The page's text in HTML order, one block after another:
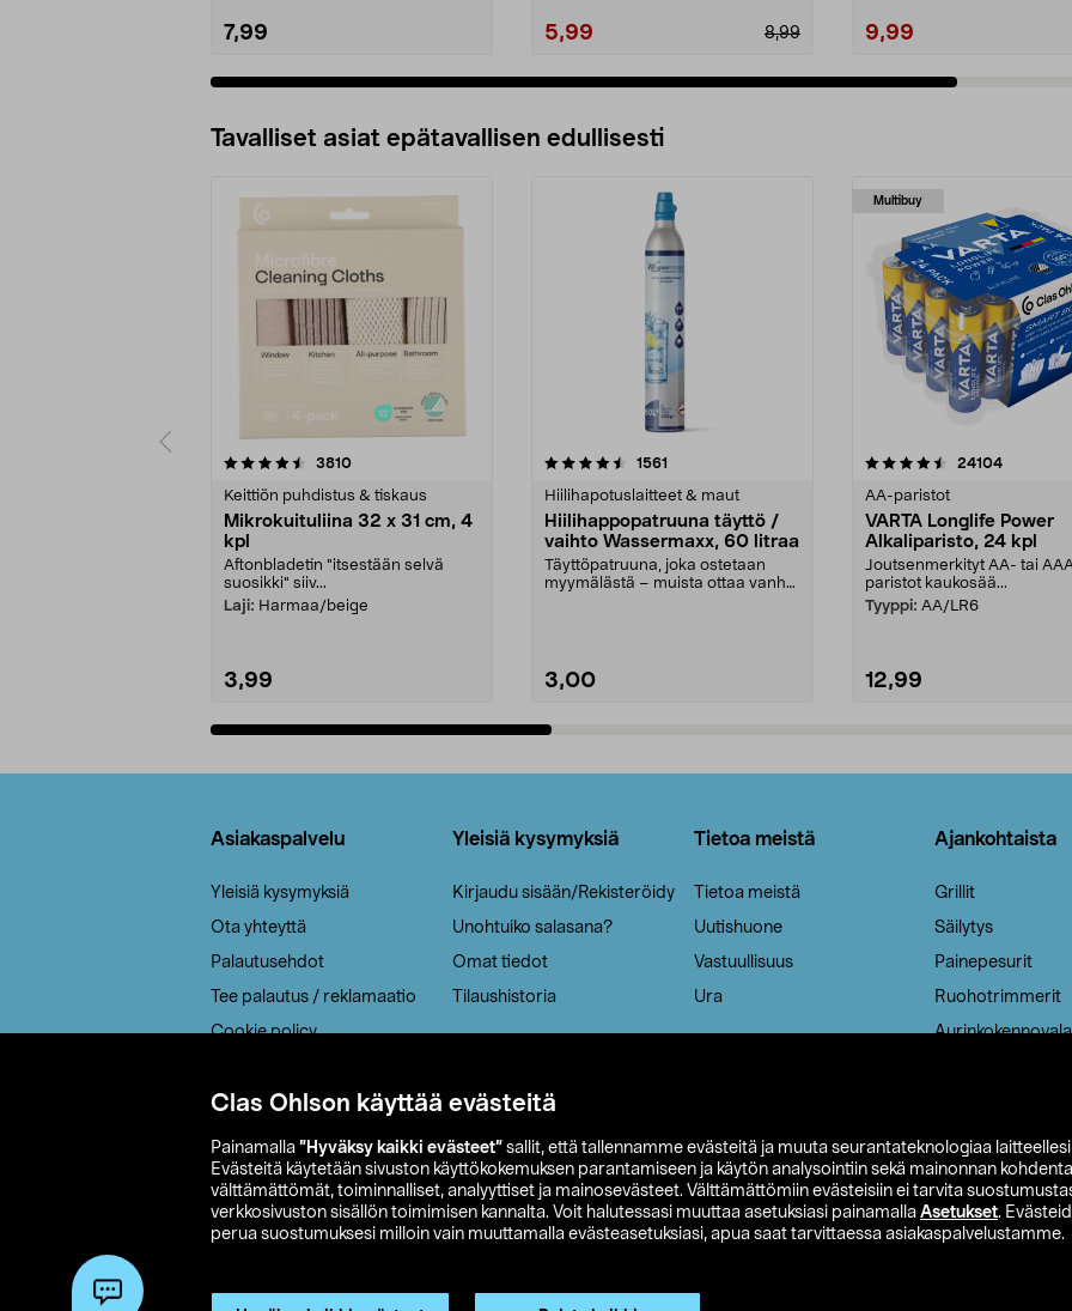
Clas Ohlson käyttää evästeitä
Painamalla ”Hyväksy kaikki evästeet” sallit, että tallennamme evästeitä ja muuta seurantateknologiaa laitteellesi
Evästeitä käytetään sivuston käyttökokemuksen parantamiseen ja käytön analysointiin sekä mainonnan
välttämättömät, toiminnalliset, analyyttiset ja mainosevästeet. Välttämättömiin evästeisiin ei tarvita
verkkosivuston sisällön toimimisen kannalta. Voit halutessasi muuttaa asetuksiasi painamalla Asetukset.
perua suostumuksesi milloin vain muuttamalla evästeasetuksiasi, apua saat tarvittaessa asiakaspalvelustamme.
7,99 5,99 8,99 9,99
Tavalliset asiat epätavallisen edullisesti
3810arvostelut
Keittiön puhdistus & tiskaus
Mikrokuituliina 32 x 31 cm, 4
kpl
Aftonbladetin "itsestään selvä
suosikki" siiv...
Laji: Harmaa/beige
3,99
4.5viidestä
1561
Hiilihapotuslaitteet & maut
Hiilihappopatruuna täyttö /
vaihto Wassermaxx, 60 litraa
Täyttöpatruuna, joka ostetaan
myymälästä – muista ottaa vanha
3,00
Multibuy
4.5viidestä
24104arvostelut
AA-paristot
VARTA Longlife Power
Alkaliparisto, 24 kpl
Joutsenmerkityt AA- tai
paristot kaukosää...
Tyyppi: AA/LR6
12,99
4.5viidestä
Asiakaspalvelu
Yleisiä kysymyksiä
Ota yhteyttä
Palautusehdot
Tee palautus / reklamaatio
Cookie policy
Saavutettavuus
Yleisiä kysymyksiä
Kirjaudu sisään/Rekisteröidy
Unohtuiko salasana?
Omat tiedot
Tilaushistoria
Tietoa meistä
Tietoa meistä
Uutishuone
Vastuullisuus
Ura
Ajankohtaista
Grillit
Säilytys
Painepesurit
Ruohotrimmerit